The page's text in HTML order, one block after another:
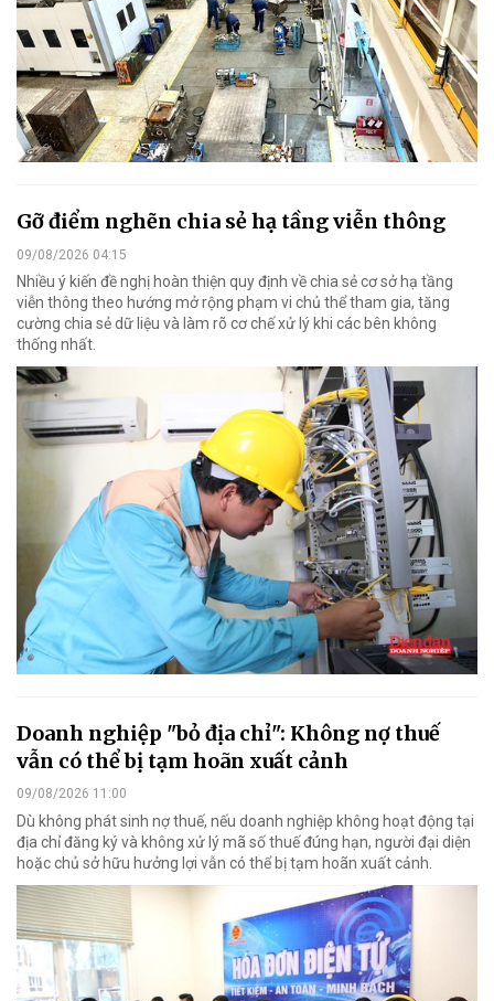
Gỡ điểm nghẽn chia sẻ hạ tầng viễn thông
09/08/2026 04:15
Nhiều ý kiến đề nghị hoàn thiện quy định về chia sẻ cơ sở hạ tầng
viễn thông theo hướng mở rộng phạm vi chủ thể tham gia, tăng
cường chia sẻ dữ liệu và làm rõ cơ chế xử lý khi các bên không
thống nhất.
Doanh nghiệp "bỏ địa chỉ": Không nợ thuế
vẫn có thể bị tạm hoãn xuất cảnh
09/08/2026 11:00
Dù không phát sinh nợ thuế, nếu doanh nghiệp không hoạt động tại
địa chỉ đăng ký và không xử lý mã số thuế đúng hạn, người đại diện
hoặc chủ sở hữu hưởng lợi vẫn có thể bị tạm hoãn xuất cảnh.